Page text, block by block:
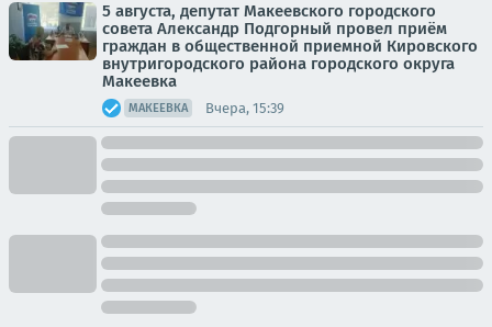
5 августа, депутат Макеевского городского
совета Александр Подгорный провел приём
граждан в общественной приемной Кировского
внутригородского района городского округа
Макеевка
МАКЕЕВКА Вчера, 15:39